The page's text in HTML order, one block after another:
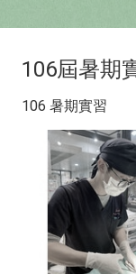
106屆暑期
106 暑期實習